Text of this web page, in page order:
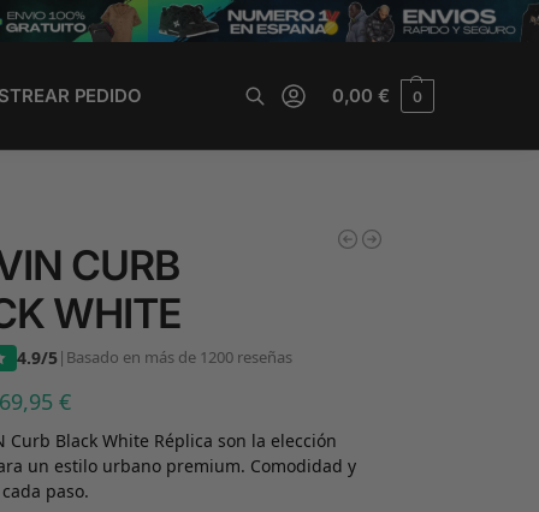
PEDIDO 0,00€ 0
CURB
WHITE
4.9/5| Basado en más de 1200 reseñas
69,95€
Curb Black White Réplica son la elección
un estilo urbano premium. Comodidad y
paso.